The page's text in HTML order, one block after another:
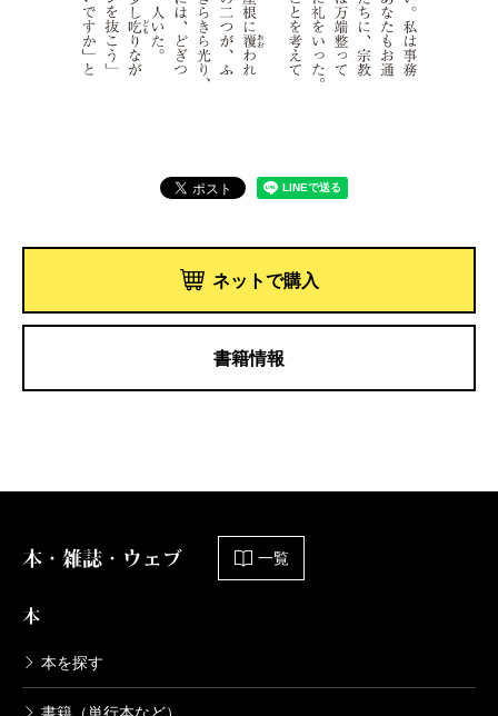
ネットで購入
書籍情報
本・雑誌・ウェブ 一覧
本
本を探す